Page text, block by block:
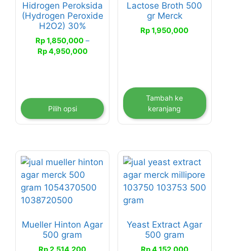
Hidrogen Peroksida
(Hydrogen Peroxide
H2O2) 30%
Rp1,850,000 –
Rp4,950,000Rentang
Rp 4,950,000
Pilih opsi
Pilihan
ini
dapat
diambil
Lactose Broth 500
gr Merck
Rp1,950,000
Tambah ke
keranjang
Mueller Hinton Agar
500 gram
Yeast Extract Agar
500 gram